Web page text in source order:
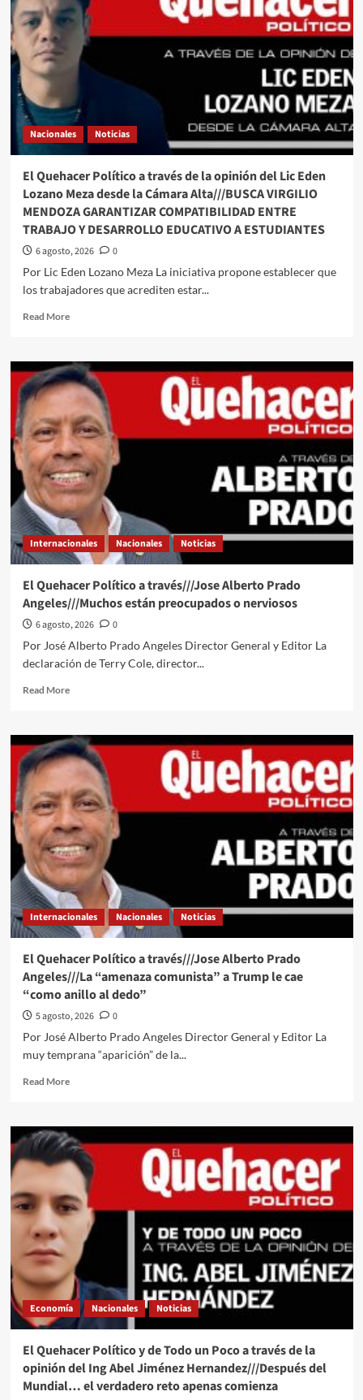
Nacionales Noticias
El Quehacer Político a través de la opinión del Lic Eden
Lozano Meza desde la Cámara Alta///BUSCA VIRGILIO
MENDOZA GARANTIZAR COMPATIBILIDAD ENTRE
TRABAJO Y DESARROLLO EDUCATIVO A ESTUDIANTES
6 agosto, 2026
0
Por Lic Eden Lozano Meza La iniciativa propone establecer que
los trabajadores que acrediten estar...
Read MoreRead
El
Quehacer
Político
través
de
la
opinión
del
Lic
Eden
Lozano
Meza
desde
Cámara
Alta///BUSCA
VIRGILIO
GARANTIZAR
COMPATIBILIDAD
EDUCATIVO
A
ESTUDIANTES
Internacionales Nacionales Noticias
El Quehacer Político a través///Jose Alberto Prado
Angeles///Muchos están preocupados o nerviosos
6 agosto, 2026
0
Por José Alberto Prado Angeles Director General y Editor La
declaración de Terry Cole, director...
Read MoreRead
El
Quehacer
Político
través///Jose
Alberto
Prado
Angeles///Muchos
están
preocupados
o
nerviosos
Internacionales Nacionales Noticias
El Quehacer Político a través///Jose Alberto Prado
Angeles///La “amenaza comunista” a Trump le cae
“como anillo al dedo”
5 agosto, 2026
0
Por José Alberto Prado Angeles Director General y Editor La
muy temprana “aparición” de la...
Read MoreRead
El
Quehacer
Político
través///Jose
Alberto
Prado
Angeles///La
“amenaza
comunista”
a
Trump
le
cae
anillo
al
dedo”
Economía Nacionales Noticias
El Quehacer Político y de Todo un Poco a través de la
opinión del Ing Abel Jiménez Hernandez///Después del
Mundial… el verdadero reto apenas comienza